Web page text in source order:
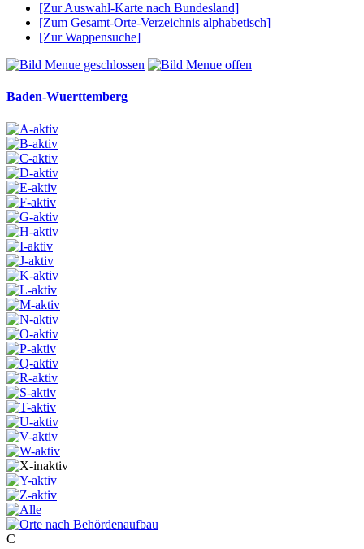
[Zur Auswahl-Karte nach Bundesland]
[Zum Gesamt-Orte-Verzeichnis alphabetisch]
[Zur Wappensuche]
Baden-Wuerttemberg
C